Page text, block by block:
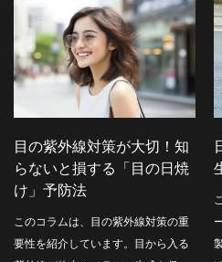
目の紫外線対策が大切！知
らないと損する「目の日焼
け」予防法
このコラムは、目の紫外線対策の重
要性を紹介しています。目から入る